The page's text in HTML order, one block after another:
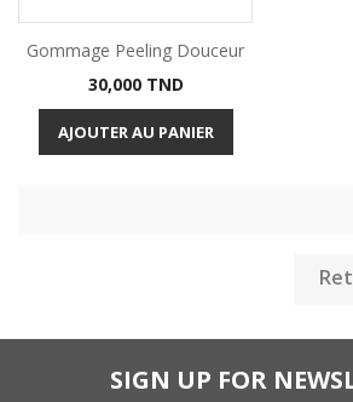
Gommage Peeling Douceur
Prix
30,000 TND
AJOUTER AU PANIER
SIGN UP FOR